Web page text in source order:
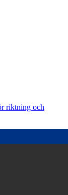
riktning och